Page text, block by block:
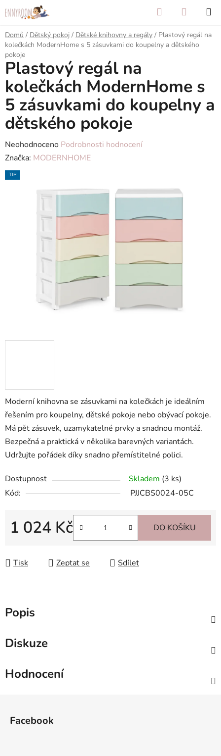
na
obsah
Hledat
KOŠÍK
Domů / Dětský pokoj / Dětské knihovny a regály / Plastový regál na
kolečkách ModernHome s 5 zásuvkami do koupelny a dětského
pokoje
Moderní knihovna se zásuvkami na kolečkách je ideálním
řešením pro koupelny, dětské pokoje nebo obývací pokoje.
Má pět zásuvek, uzamykatelné prvky a snadnou montáž.
Bezpečná a praktická v několika barevných variantách.
Udržujte pořádek díky snadno přemístitelné polici.
Dostupnost Skladem (3 ks)
Kód:
PJJCBS0024-05C
1 024 Kč DO KOŠÍKU
Tisk Zeptat se Sdílet
Plastový regál na
kolečkách ModernHome s
5 zásuvkami do koupelny a
dětského pokoje
Průměrné
hodnocení
produktu
Neohodnoceno Podrobnosti hodnocení
Značka: MODERNHOME
TIP
Popis
Diskuze
Hodnocení
Facebook